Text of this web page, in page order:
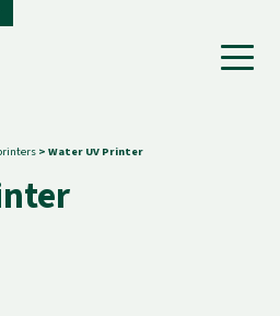
> Water UV Printer